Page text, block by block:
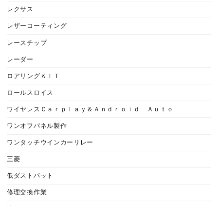
レクサス
レザーコーティング
レースチップ
レーダー
ロアリングＫＩＴ
ロールスロイス
ワイヤレスＣａｒｐｌａｙ＆Ａｎｄｒｏｉｄ Ａｕｔｏ
ワンオフパネル製作
ワンタッチウインカーリレー
三菱
低ダストパット
修理交換作業